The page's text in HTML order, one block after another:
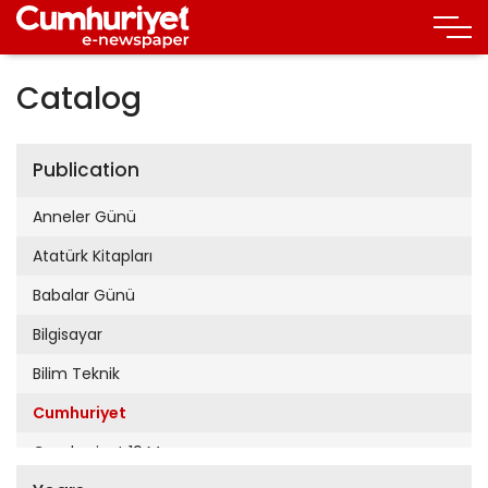
Catalog
Publication
Anneler Günü
Atatürk Kitapları
Babalar Günü
Bilgisayar
Bilim Teknik
Cumhuriyet
Cumhuriyet 19 Mayıs